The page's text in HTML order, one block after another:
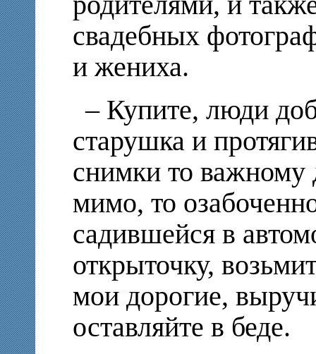
свадебных
и жениха.
– Купите, люди
старушка и
снимки то
мимо, то
садившейся в
открыточку,
мои дорогие,
оставляйте в беде.